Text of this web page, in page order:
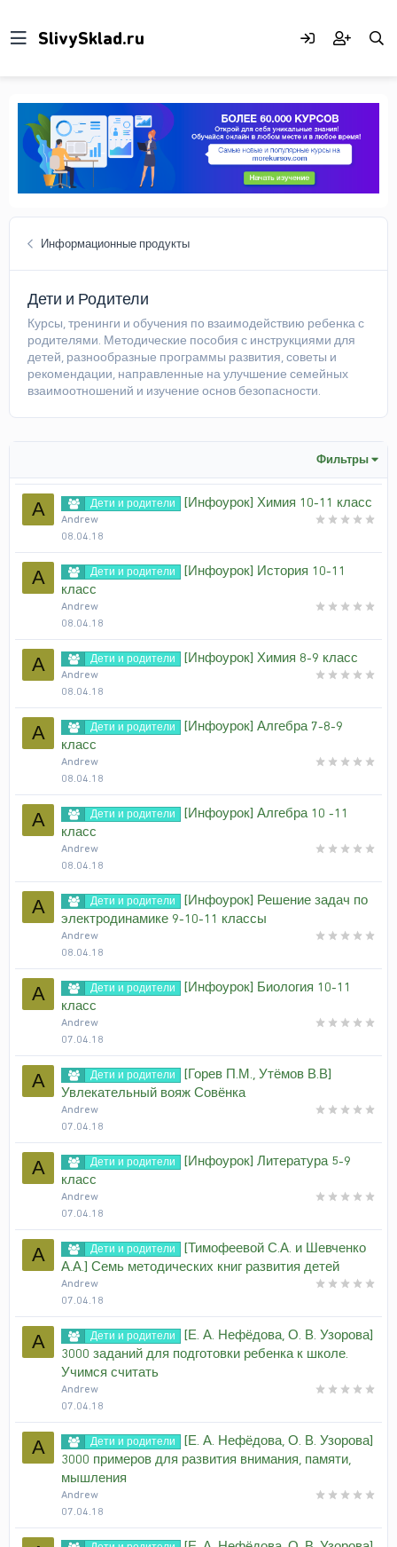
Информационные продукты
Дети и Родители
Курсы, тренинги и обучения по взаимодействию ребенка с
родителями. Методические пособия с инструкциями для
детей, разнообразные программы развития, советы и
рекомендации, направленные на улучшение семейных
взаимоотношений и изучение основ безопасности.
Фильтры
A Дети и родители [Инфоурок] Химия 10-11 класс
Andrew
08.04.18
A Дети и родители
[Инфоурок] История 10-11
класс
Andrew
08.04.18
A Дети и родители [Инфоурок] Химия 8-9 класс
Andrew
08.04.18
A Дети и родители
[Инфоурок] Алгебра 7-8-9
класс
Andrew
08.04.18
A Дети и родители
[Инфоурок] Алгебра 10 -11
класс
Andrew
08.04.18
A Дети и родители
[Инфоурок] Решение задач по
электродинамике 9-10-11 классы
Andrew
08.04.18
A Дети и родители
[Инфоурок] Биология 10-11
класс
Andrew
07.04.18
A Дети и родители
[Горев П.М., Утёмов В.В]
Увлекательный вояж Совёнка
Andrew
07.04.18
A Дети и родители
[Инфоурок] Литература 5-9
класс
Andrew
07.04.18
A Дети и родители
[Тимофеевой С.А. и Шевченко
А.А.] Семь методических книг развития детей
Andrew
07.04.18
A Дети и родители
[Е. А. Нефёдова, О. В. Узорова]
3000 заданий для подготовки ребенка к школе.
Учимся считать
Andrew
07.04.18
A Дети и родители
[Е. А. Нефёдова, О. В. Узорова]
3000 примеров для развития внимания, памяти,
мышления
Andrew
07.04.18